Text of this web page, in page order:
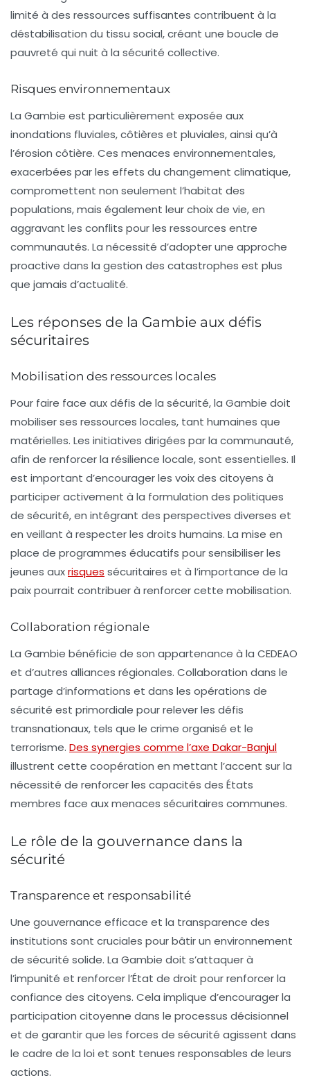
limité à des ressources suffisantes contribuent à la
déstabilisation du tissu social, créant une boucle de
pauvreté qui nuit à la sécurité collective.
Risques environnementaux
La Gambie est particulièrement exposée aux
inondations fluviales, côtières et pluviales, ainsi qu’à
l’érosion côtière. Ces menaces environnementales,
exacerbées par les effets du changement climatique,
compromettent non seulement l’habitat des
populations, mais également leur choix de vie, en
aggravant les conflits pour les ressources entre
communautés. La nécessité d’adopter une approche
proactive dans la gestion des catastrophes est plus
que jamais d’actualité.
Les réponses de la Gambie aux défis
sécuritaires
Mobilisation des ressources locales
Pour faire face aux défis de la sécurité, la Gambie doit
mobiliser ses ressources locales, tant humaines que
matérielles. Les initiatives dirigées par la communauté,
afin de renforcer la résilience locale, sont essentielles. Il
est important d’encourager les voix des citoyens à
participer activement à la formulation des politiques
de sécurité, en intégrant des perspectives diverses et
en veillant à respecter les droits humains. La mise en
place de programmes éducatifs pour sensibiliser les
jeunes auxrisques sécuritaires et à l’importance de la
paix pourrait contribuer à renforcer cette mobilisation.
Collaboration régionale
La Gambie bénéficie de son appartenance à la CEDEAO
et d’autres alliances régionales. Collaboration dans le
partage d’informations et dans les opérations de
sécurité est primordiale pour relever les défis
transnationaux, tels que le crime organisé et le
terrorisme. Des synergies comme l’axe Dakar-Banjul
illustrent cette coopération en mettant l’accent sur la
nécessité de renforcer les capacités des États
membres face aux menaces sécuritaires communes.
Le rôle de la gouvernance dans la
sécurité
Transparence et responsabilité
Une gouvernance efficace et la transparence des
institutions sont cruciales pour bâtir un environnement
de sécurité solide. La Gambie doit s’attaquer à
l’impunité et renforcer l’État de droit pour renforcer la
confiance des citoyens. Cela implique d’encourager la
participation citoyenne dans le processus décisionnel
et de garantir que les forces de sécurité agissent dans
le cadre de la loi et sont tenues responsables de leurs
actions.